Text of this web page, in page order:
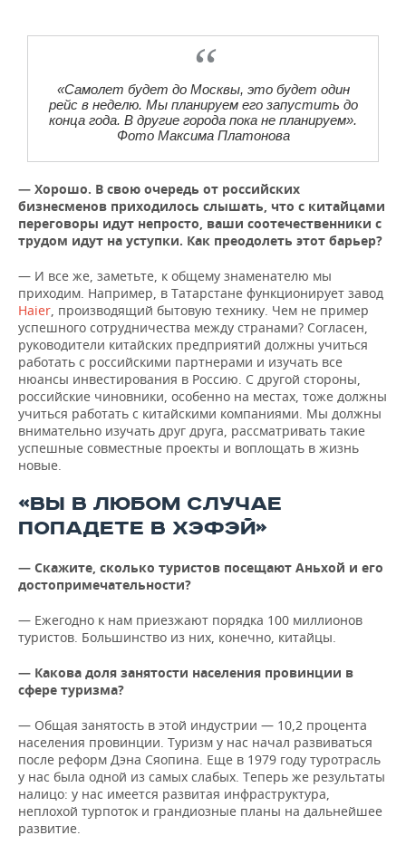
«Самолет будет до Москвы, это будет один
рейс в неделю. Мы планируем его запустить до
конца года. В другие города пока не планируем».
Фото Максима Платонова
— Хорошо. В свою очередь от российских
бизнесменов приходилось слышать, что с китайцами
переговоры идут непросто, ваши соотечественники с
трудом идут на уступки. Как преодолеть этот барьер?
— И все же, заметьте, к общему знаменателю мы
приходим. Например, в Татарстане функционирует завод
Haier, производящий бытовую технику. Чем не пример
успешного сотрудничества между странами? Согласен,
руководители китайских предприятий должны учиться
работать с российскими партнерами и изучать все
нюансы инвестирования в Россию. С другой стороны,
российские чиновники, особенно на местах, тоже должны
учиться работать с китайскими компаниями. Мы должны
внимательно изучать друг друга, рассматривать такие
успешные совместные проекты и воплощать в жизнь
новые.
«ВЫ В ЛЮБОМ СЛУЧАЕ
ПОПАДЕТЕ В ХЭФЭЙ»
— Скажите, сколько туристов посещают Аньхой и его
достопримечательности?
— Ежегодно к нам приезжают порядка 100 миллионов
туристов. Большинство из них, конечно, китайцы.
— Какова доля занятости населения провинции в
сфере туризма?
— Общая занятость в этой индустрии — 10,2 процента
населения провинции. Туризм у нас начал развиваться
после реформ Дэна Сяопина. Еще в 1979 году туротрасль
у нас была одной из самых слабых. Теперь же результаты
налицо: у нас имеется развитая инфраструктура,
неплохой турпоток и грандиозные планы на дальнейшее
развитие.